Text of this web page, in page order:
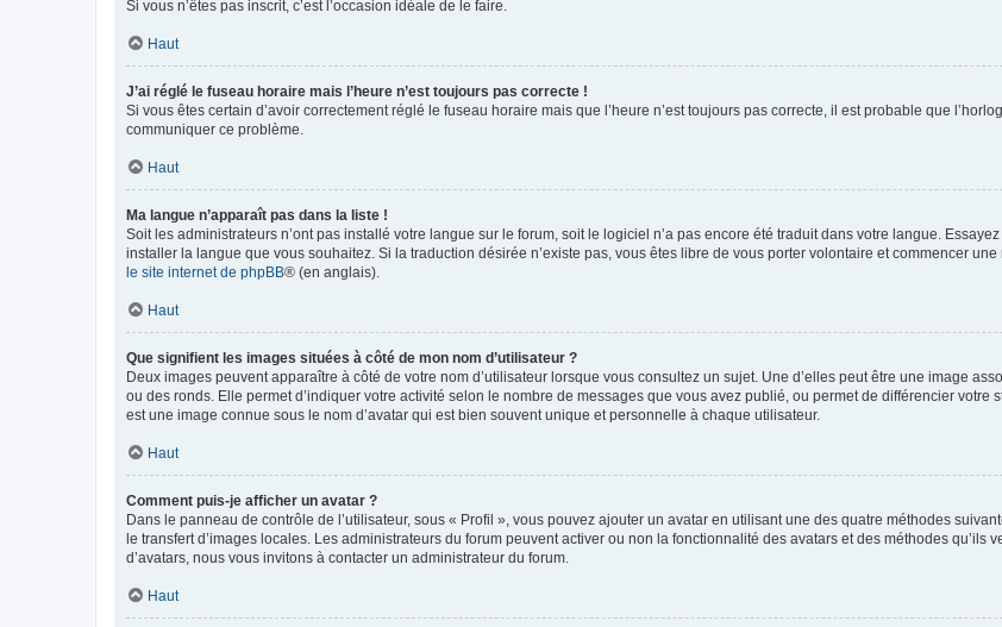
Si vous n’êtes pas inscrit, c’est l’occasion idéale de le faire.
Haut
J’ai réglé le fuseau horaire mais l’heure n’est toujours pas correcte !
Si vous êtes certain d’avoir correctement réglé le fuseau horaire mais que l’heure n’est toujours pas correcte, il est probable que
communiquer ce problème.
Haut
Ma langue n’apparaît pas dans la liste !
Soit les administrateurs n’ont pas installé votre langue sur le forum, soit le logiciel n’a pas encore été traduit dans votre langue.
installer la langue que vous souhaitez. Si la traduction désirée n’existe pas, vous êtes libre de vous porter volontaire et commencer
le site internet de phpBB® (en anglais).
Haut
Que signifient les images situées à côté de mon nom d’utilisateur ?
Deux images peuvent apparaître à côté de votre nom d’utilisateur lorsque vous consultez un sujet. Une d’elles peut être une image
ou des ronds. Elle permet d’indiquer votre activité selon le nombre de messages que vous avez publié, ou permet de différencier votre
est une image connue sous le nom d’avatar qui est bien souvent unique et personnelle à chaque utilisateur.
Haut
Comment puis-je afficher un avatar ?
Dans le panneau de contrôle de l’utilisateur, sous « Profil », vous pouvez ajouter un avatar en utilisant une des quatre méthodes
le transfert d’images locales. Les administrateurs du forum peuvent activer ou non la fonctionnalité des avatars et des méthodes
d’avatars, nous vous invitons à contacter un administrateur du forum.
Haut